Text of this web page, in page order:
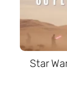
Star